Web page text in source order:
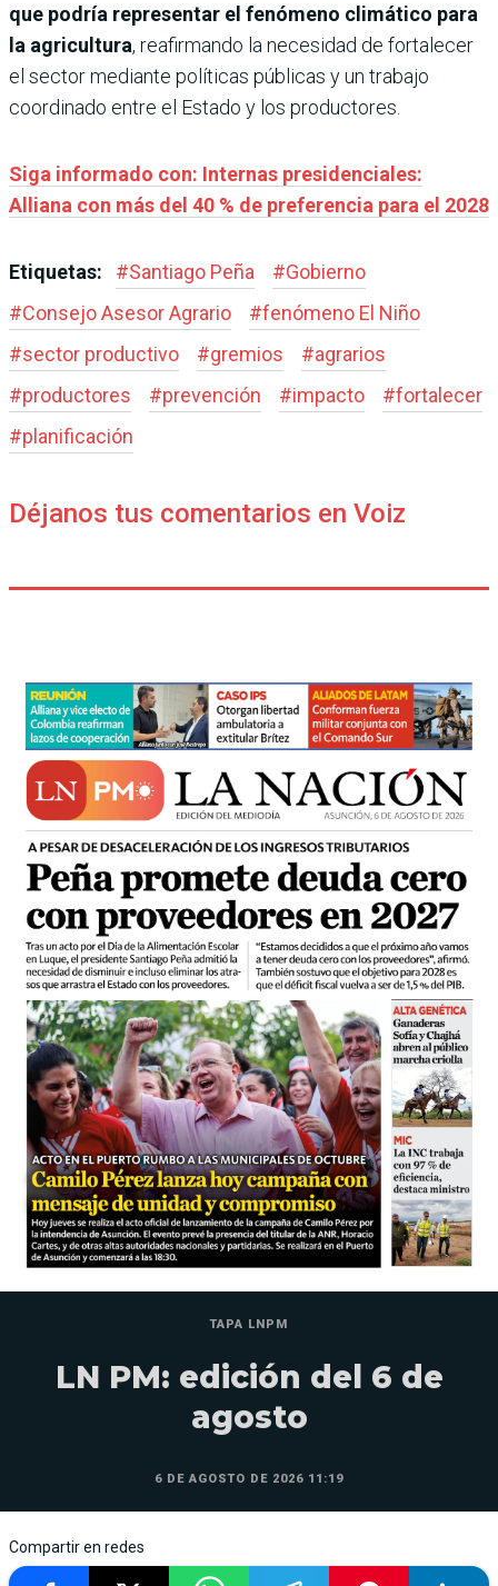
que podría representar el fenómeno climático para
la agricultura, reafirmando la necesidad de fortalecer
el sector mediante políticas públicas y un trabajo
coordinado entre el Estado y los productores.
Siga informado con: Internas presidenciales:
Alliana con más del 40 % de preferencia para el 2028
Etiquetas: #Santiago Peña #Gobierno
#Consejo Asesor Agrario #fenómeno El Niño
#sector productivo #gremios #agrarios
#productores #prevención #impacto #fortalecer
#planificación
Déjanos tus comentarios en Voiz
TAPA LNPM
LN PM: edición del 6 de
agosto
6 DE AGOSTO DE 2026 11:19
Compartir en redes